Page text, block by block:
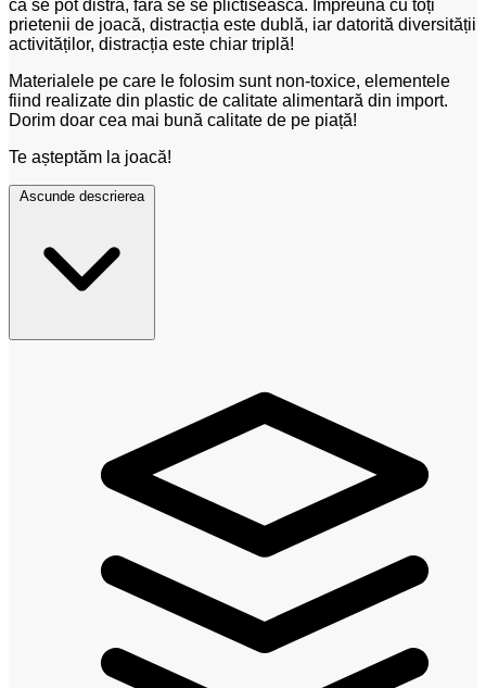
că se pot distra, fără se se plictisească. Împreună cu toți
prietenii de joacă, distracția este dublă, iar datorită diversității
activităților, distracția este chiar triplă!
Materialele pe care le folosim sunt non-toxice, elementele
fiind realizate din plastic de calitate alimentară din import.
Dorim doar cea mai bună calitate de pe piață!
Te așteptăm la joacă!
Ascunde descrierea